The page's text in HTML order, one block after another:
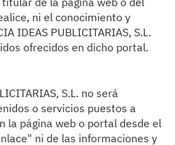
ni el conocimiento y
IDEAS PUBLICITARIAS, S.L.
ofrecidos en dicho portal.
S.L. no será
o servicios puestos a
la página web o portal desde el
ni de las informaciones y